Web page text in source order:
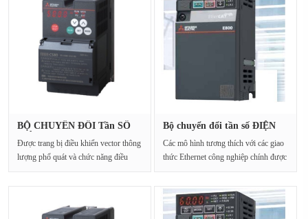
BỘ CHUYỂN ĐỔI Tần SỐ
Được trang bị điều khiển vector thông
lượng phổ quát và chức năng điều
Bộ chuyển đổi tần số ĐIỆN
Các mô hình tương thích với các giao
thức Ethernet công nghiệp chính được